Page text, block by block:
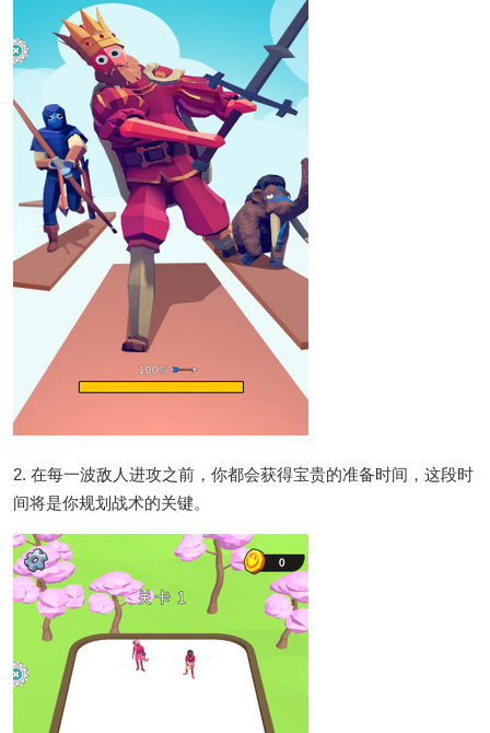
2. 在每一波敌人进攻之前，你都会获得宝贵的准备时间，这段时
间将是你规划战术的关键。